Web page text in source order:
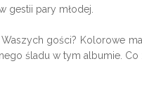
gestii pary młodej.
gości? Kolorowe
śladu w tym albumie.